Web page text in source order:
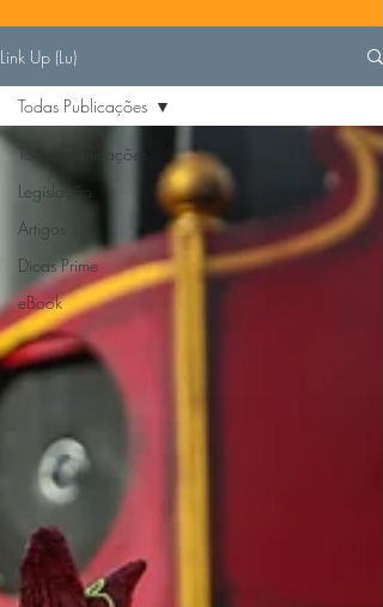
Link Up (Lu)
Todas Publicações
Legislação
Artigos
Dicas Prime
eBook
Todas Publicações